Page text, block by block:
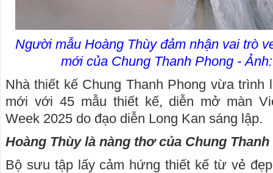
Người mẫu Hoàng Thùy đảm nhận vai trò
mới của Chung Thanh Phong -
Nhà thiết kế Chung Thanh Phong vừa
mới với 45 mẫu thiết kế, diễn mở màn
Week 2025 do đạo diễn Long Kan sáng lập.
Hoàng Thùy là nàng thơ của Chung
Bộ sưu tập lấy cảm hứng thiết kế từ vẻ